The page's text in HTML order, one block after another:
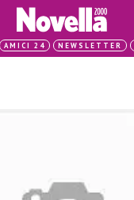
AMICI 24 NEWSLETTER